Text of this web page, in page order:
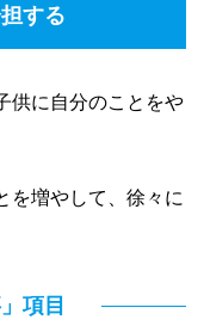
する
供に自分のことをや
を増やして、徐々に
項目